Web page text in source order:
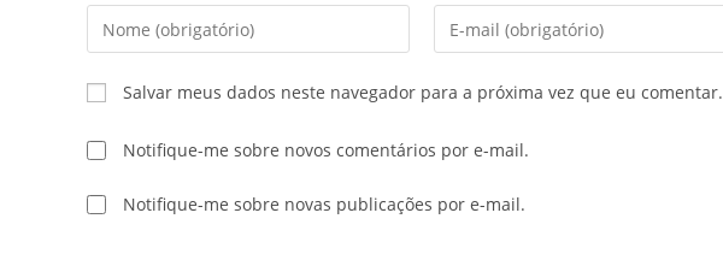
Salvar meus dados neste navegador para a próxima vez que eu comentar.
Notifique-me sobre novos comentários por e-mail.
Notifique-me sobre novas publicações por e-mail.